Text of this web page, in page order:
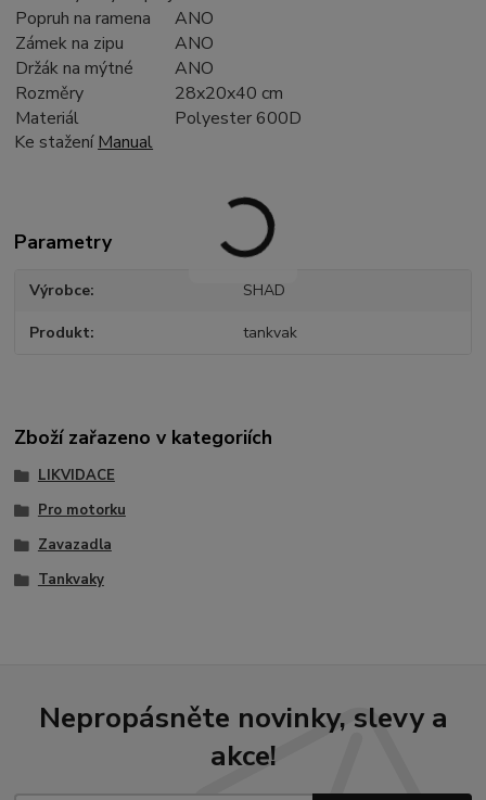
Popruh na ramena
ANO
Zámek na zipu
ANO
Držák na mýtné
ANO
Rozměry
28x20x40 cm
Materiál
Polyester 600D
Ke staženíManual
Parametry
Výrobce SHAD
Produkt tankvak
Zboží zařazeno v kategoriích
LIKVIDACE
Pro motorku
Zavazadla
Tankvaky
Nepropásněte novinky, slevy a
akce!